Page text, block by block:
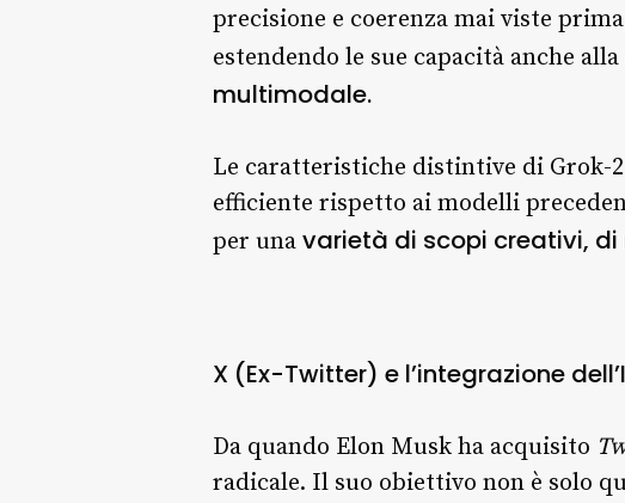
precisione e coerenza mai viste
estendendo le sue capacità anche
multimodale.
Le caratteristiche distintive di Grok-
efficiente rispetto ai modelli
per una varietà di scopi creativi,
X (Ex-Twitter) e l’integrazione
Da quando Elon Musk ha acquisito
radicale. Il suo obiettivo non è solo